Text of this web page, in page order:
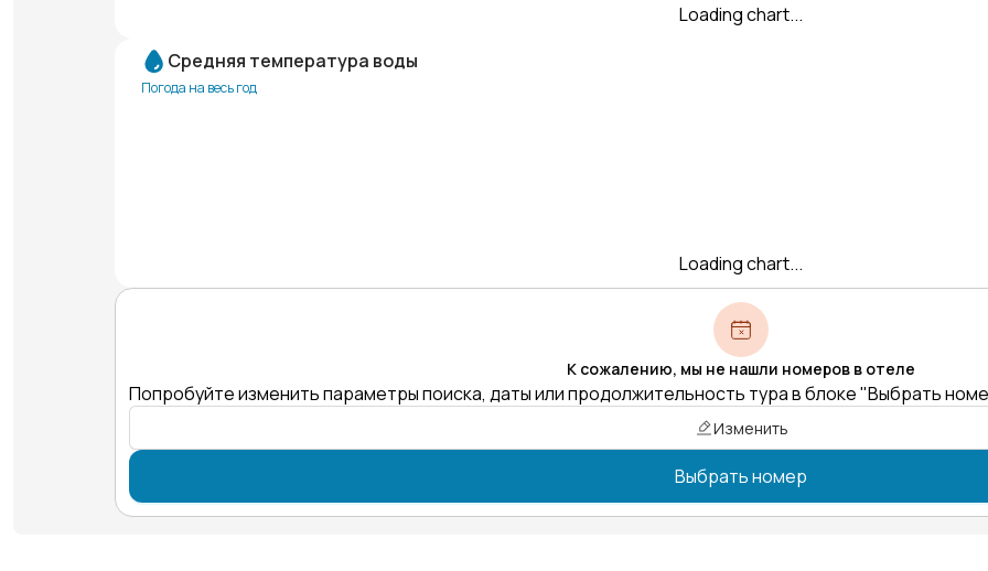
Loading chart...
Средняя температура воды
Погода на весь год
Loading chart...
К сожалению, мы не нашли номеров в отеле
Попробуйте изменить параметры поиска, даты или продолжительность тура в блоке "Выбрать
Изменить
Выбрать номер